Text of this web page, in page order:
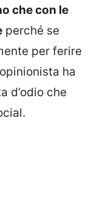
che con le
perché se
per ferire
ha
d’odio che